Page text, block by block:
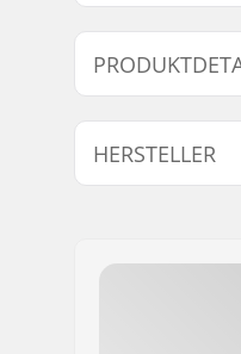
Kugellager-
Kugellagertyp:
HERSTELLER